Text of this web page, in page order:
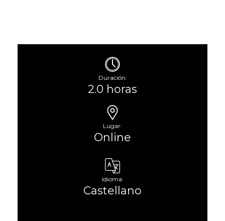
Duración:
2.0 horas
Lugar:
Online
Idioma:
Castellano